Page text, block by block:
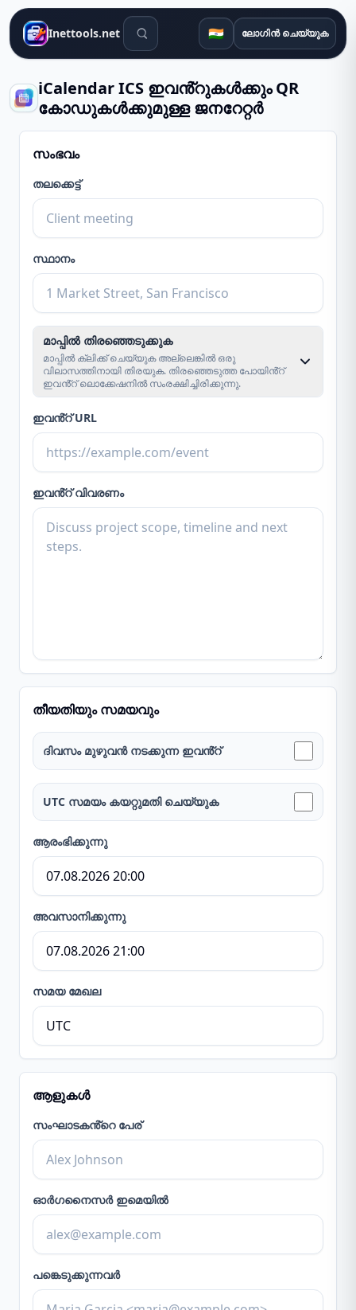
Inettools.net തിരയൽ ഉപകരണങ്ങൾ
🇮🇳 ലോഗിൻ ചെയ്യുക
iCalendar ICS ഇവൻ്റുകൾക്കും QR
കോഡുകൾക്കുമുള്ള ജനറേറ്റർ
സംഭവം
തലക്കെട്ട്
സ്ഥാനം
മാപ്പിൽ തിരഞ്ഞെടുക്കുക
മാപ്പിൽ ക്ലിക്ക് ചെയ്യുക അല്ലെങ്കിൽ ഒരു
വിലാസത്തിനായി തിരയുക. തിരഞ്ഞെടുത്ത പോയിൻ്റ്
ഇവൻ്റ് ലൊക്കേഷനിൽ സംരക്ഷിച്ചിരിക്കുന്നു.
ഇവൻ്റ് URL
ഇവൻ്റ് വിവരണം
തീയതിയും സമയവും
ദിവസം മുഴുവൻ നടക്കുന്ന ഇവൻ്റ്
UTC സമയം കയറ്റുമതി ചെയ്യുക
ആരംഭിക്കുന്നു
അവസാനിക്കുന്നു
സമയ മേഖല
ആളുകൾ
സംഘാടകൻ്റെ പേര്
ഓർഗനൈസർ ഇമെയിൽ
പങ്കെടുക്കുന്നവർ